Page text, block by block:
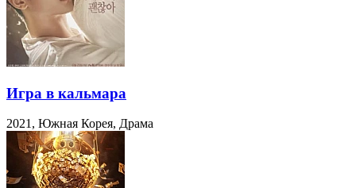
Игра в кальмара
2021, Южная Корея, Драма